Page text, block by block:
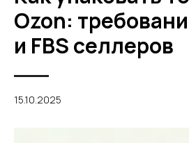
Ozon:
и FBS селлеров
15.10.2025